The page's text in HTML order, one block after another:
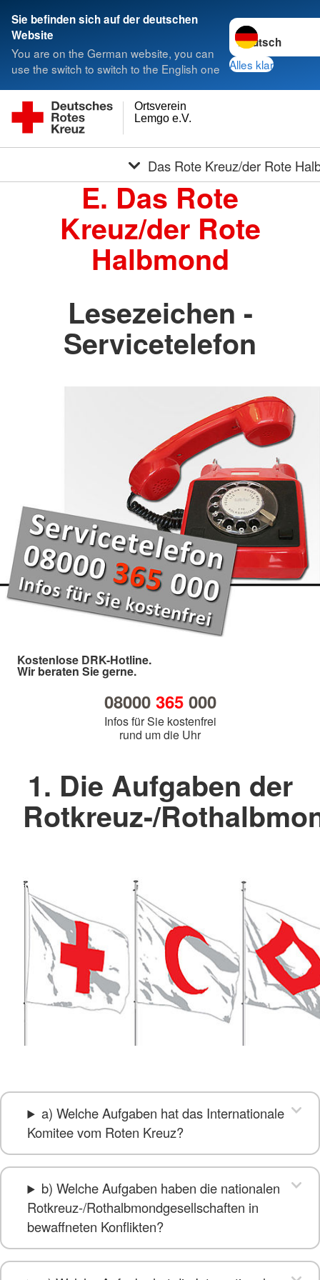
Sie befinden sich auf der deutschen
Website
You are on the German website, you can
use the switch to switch to the English one
Sprache
Alles klar
Lemgo e.V.
Ortsverein
Das Rote Kreuz/der Rote
E. Das Rote
Kreuz/der Rote
Halbmond
Lesezeichen -
Servicetelefon
Kostenlose DRK-Hotline.
Wir beraten Sie gerne.
08000 365000
Infos für Sie kostenfrei
rund um die Uhr
1. Die Aufgaben der
Rotkreuz-/
a) Welche Aufgaben hat das Internationale
Komitee vom Roten Kreuz?
b) Welche Aufgaben haben die nationalen
Rotkreuz-/Rothalbmondgesellschaften in
bewaffneten Konflikten?